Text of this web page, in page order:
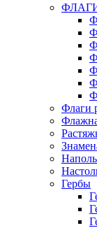
Флаги
Гербы